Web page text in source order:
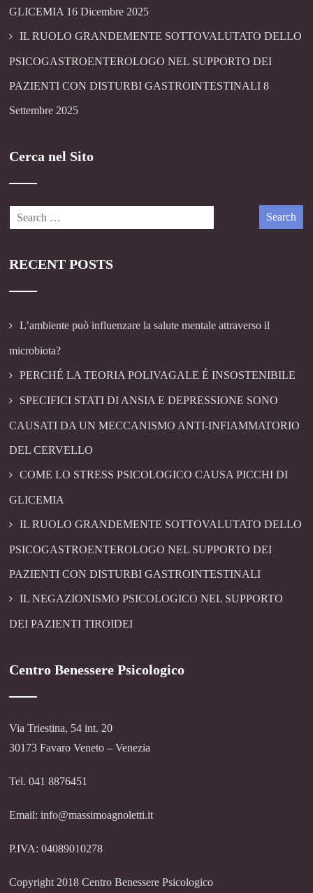
GLICEMIA 16 Dicembre 2025
IL RUOLO GRANDEMENTE SOTTOVALUTATO DELLO
PSICOGASTROENTEROLOGO NEL SUPPORTO DEI
PAZIENTI CON DISTURBI GASTROINTESTINALI 8
Settembre 2025
Cerca nel Sito
RECENT POSTS
L’ambiente può influenzare la salute mentale attraverso il
microbiota?
PERCHÉ LA TEORIA POLIVAGALE É INSOSTENIBILE
SPECIFICI STATI DI ANSIA E DEPRESSIONE SONO
CAUSATI DA UN MECCANISMO ANTI-INFIAMMATORIO
DEL CERVELLO
COME LO STRESS PSICOLOGICO CAUSA PICCHI DI
GLICEMIA
IL RUOLO GRANDEMENTE SOTTOVALUTATO DELLO
PSICOGASTROENTEROLOGO NEL SUPPORTO DEI
PAZIENTI CON DISTURBI GASTROINTESTINALI
IL NEGAZIONISMO PSICOLOGICO NEL SUPPORTO
DEI PAZIENTI TIROIDEI
Centro Benessere Psicologico
Via Triestina, 54 int. 20
30173 Favaro Veneto – Venezia
Tel. 041 8876451
Email: info@massimoagnoletti.it
P.IVA: 04089010278
Copyright 2018 Centro Benessere Psicologico